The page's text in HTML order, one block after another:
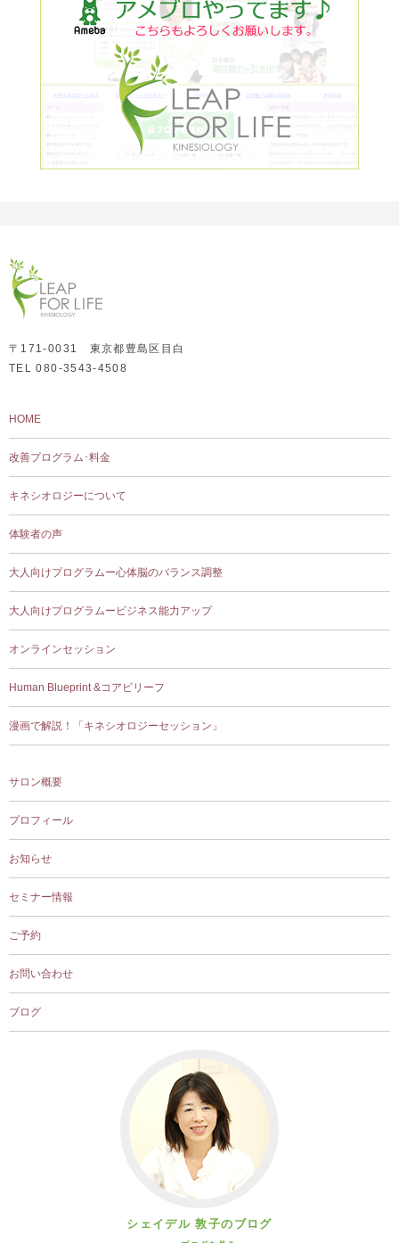
〒171-0031 東京都豊島区目白
TEL 080-3543-4508
HOME
改善プログラム･料金
キネシオロジーについて
体験者の声
大人向けプログラムー心体脳のバランス調整
大人向けプログラムービジネス能力アップ
オンラインセッション
Human Blueprint &コアビリーフ
漫画で解説！「キネシオロジーセッション」
サロン概要
プロフィール
お知らせ
セミナー情報
ご予約
お問い合わせ
ブログ
シェイデル 敦子のブログ